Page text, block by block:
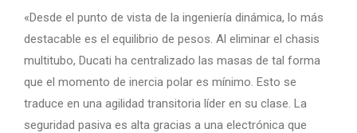
«Desde el punto de vista de la ingeniería dinámica, lo más
destacable es el equilibrio de pesos. Al eliminar el chasis
multitubo, Ducati ha centralizado las masas de tal forma
que el momento de inercia polar es mínimo. Esto se
traduce en una agilidad transitoria líder en su clase. La
seguridad pasiva es alta gracias a una electrónica que